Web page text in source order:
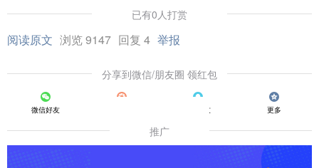
已有0人打赏
阅读原文 浏览 9147 回复 4 举报
分享到微信/朋友圈 领红包
微信好友 QQ好友 更多
推广